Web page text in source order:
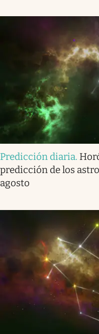
Predicción diaria.
predicción de los
agosto